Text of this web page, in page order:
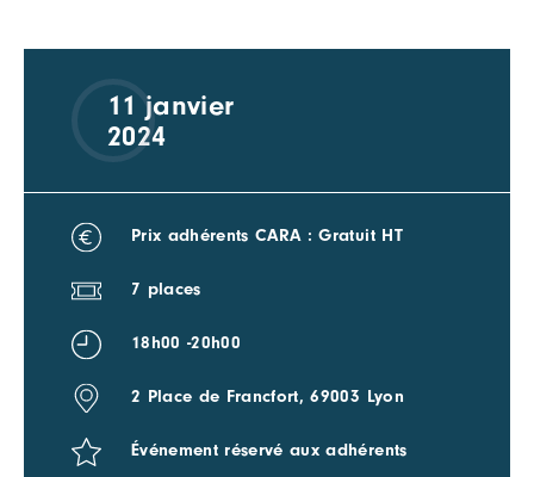
11 janvier
2024
Prix adhérents CARA : Gratuit HT
7 places
18h00 -20h00
2 Place de Francfort, 69003 Lyon
Événement réservé aux adhérents